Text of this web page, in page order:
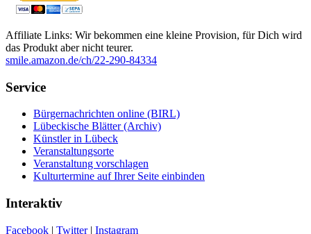
Affiliate Links: Wir bekommen eine kleine Provision, für Dich wird
das Produkt aber nicht teurer.
smile.amazon.de/ch/22-290-84334
Service
Bürgernachrichten online (BIRL)
Lübeckische Blätter (Archiv)
Künstler in Lübeck
Veranstaltungsorte
Veranstaltung vorschlagen
Kulturtermine auf Ihrer Seite einbinden
Interaktiv
Facebook | Twitter| Instagram